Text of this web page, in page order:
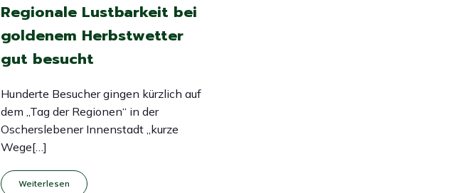
Regionale Lustbarkeit bei
goldenem Herbstwetter
gut besucht
Hunderte Besucher gingen kürzlich auf
dem „Tag der Regionen“ in der
Oscherslebener Innenstadt „kurze
Wege[…]
Weiterlesen